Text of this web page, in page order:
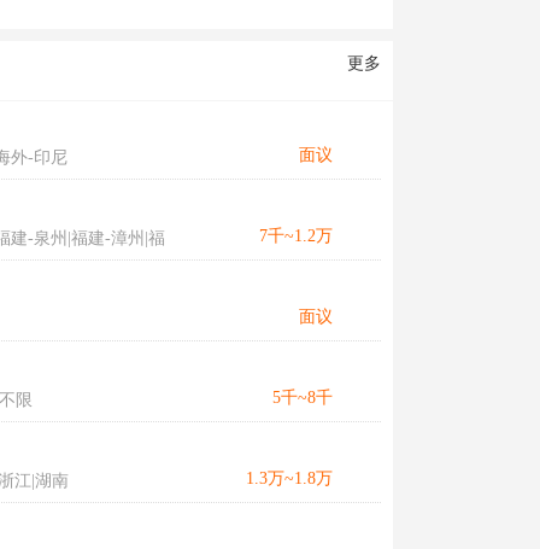
更多
外-印尼 面议
建-泉州|福建-漳州|福 7千~1.2万
面议
限 5千~8千
江|湖南 1.3万~1.8万